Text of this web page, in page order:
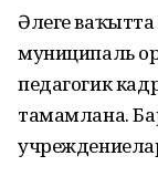
Әлеге
муниципаль
педагогик
тамамлана.